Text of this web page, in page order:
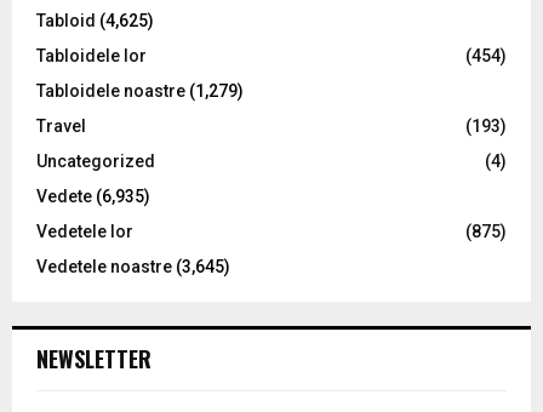
Tabloid (4,625)
Tabloidele lor
(454)
Tabloidele noastre (1,279)
Travel
(193)
Uncategorized
(4)
Vedete (6,935)
Vedetele lor
(875)
Vedetele noastre (3,645)
NEWSLETTER